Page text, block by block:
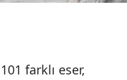
farklı eser,